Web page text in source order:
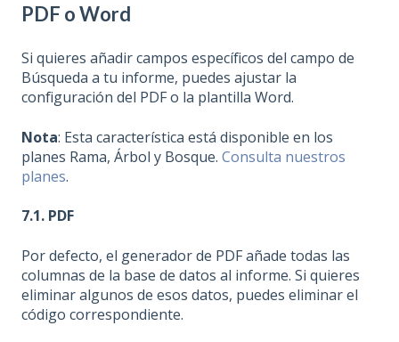
PDF o Word
Si quieres añadir campos específicos del campo de
Búsqueda a tu informe, puedes ajustar la
configuración del PDF o la plantilla Word.
Nota: Esta característica está disponible en los
planes Rama, Árbol y Bosque. Consulta nuestros
planes.
7.1. PDF
Por defecto, el generador de PDF añade todas las
columnas de la base de datos al informe. Si quieres
eliminar algunos de esos datos, puedes eliminar el
código correspondiente.